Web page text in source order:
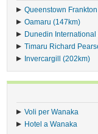
Queenstown
Oamaru (147km)
Dunedin International
Timaru Richard
Invercargill (202km)
Voli per Wanaka
Hotel a Wanaka